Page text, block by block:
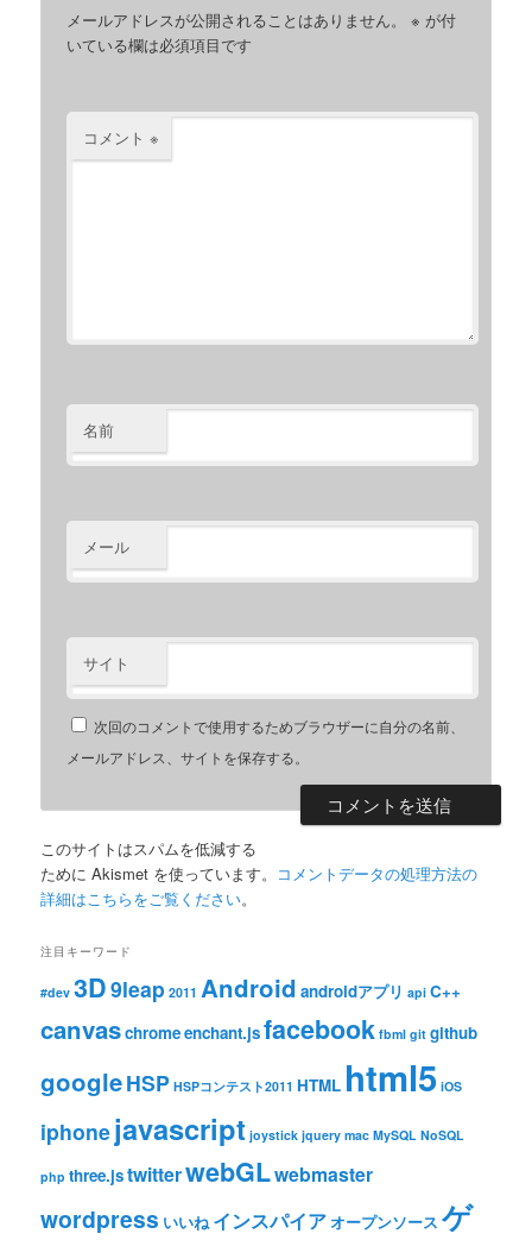
メールアドレスが公開されることはありません。 ※ が付
いている欄は必須項目です
コメント※
名前
メール
サイト
次回のコメントで使用するためブラウザーに自分の名前、
メールアドレス、サイトを保存する。
このサイトはスパムを低減する
ために Akismet を使っています。 コメントデータの処理方法の
詳細はこちらをご覧ください。
注目キーワード
#dev 3D9leap 2011 Android androidアプリ api C++
canvaschromeenchant.jsfacebook fbml git github
googleHSP HSPコンテスト2011 HTML html5 iOS
iphonejavascript joystick jquery mac MySQL NoSQL
php three.jstwitterwebGLwebmaster
wordpress いいね インスパイアオープンソース ゲ